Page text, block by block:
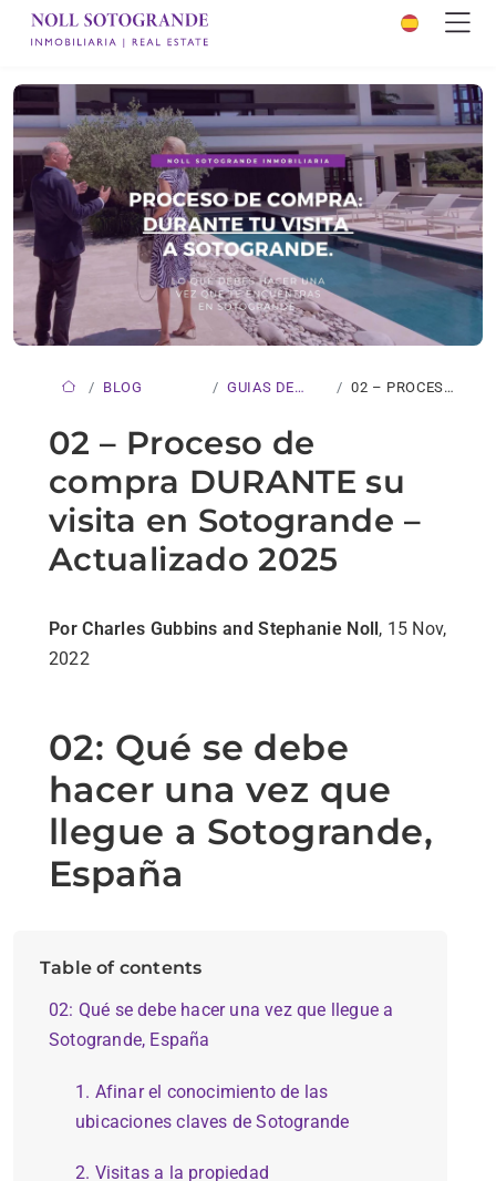
BLOG
GUIAS DE
02 – PROCESO
02 – Proceso de
compra DURANTE su
visita en Sotogrande –
Actualizado 2025
Por Charles Gubbins and Stephanie Noll, 15 Nov,
2022
02: Qué se debe
hacer una vez que
llegue a Sotogrande,
España
Table of contents
02: Qué se debe hacer una vez que llegue a
Sotogrande, España
1. Afinar el conocimiento de las
ubicaciones claves de Sotogrande
2. Visitas a la propiedad